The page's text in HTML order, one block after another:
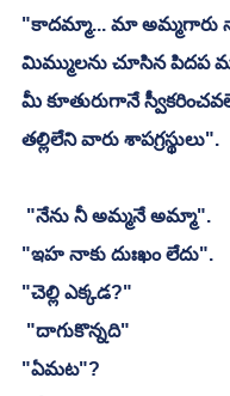
"కాదమ్మా... మా అమ్మగారు
మిమ్ములను చూసిన పిదప మా
మీ కూతురుగానే
తల్లిలేని వారు శాపగ్రస్థులు".
"నేను నీ అమ్మనే అమ్మా".
"ఇహ నాకు దుఃఖం లేదు".
"చెల్లి ఎక్కడ?"
"దాగుకొన్నది"
"ఏమట"?